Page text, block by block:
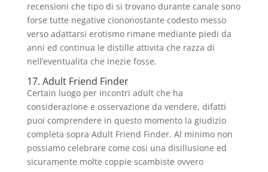
recensioni che tipo di si trovano durante canale sono
forse tutte negative ciononostante codesto messo
verso adattarsi erotismo rimane mediante piedi da
anni ed continua le distille attivita che razza di
nell’eventualita che inezie fosse.
17. Adult Friend Finder
Certain luogo per incontri adult che ha
considerazione e osservazione da vendere, difatti
puoi comprendere in questo momento la giudizio
completa sopra Adult Friend Finder. Al minimo non
possiamo celebrare come cosi una disillusione ed
sicuramente molte coppie scambiste ovvero